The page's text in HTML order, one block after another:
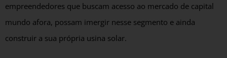
empreendedores que buscam acesso ao mercado de capital
mundo afora, possam imergir nesse segmento e ainda
construir a sua própria usina solar.